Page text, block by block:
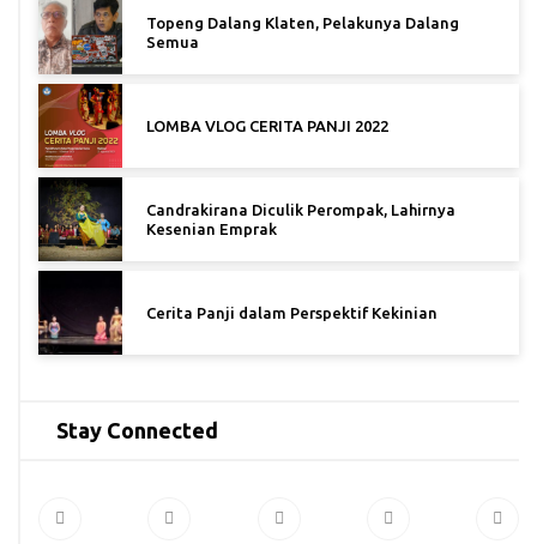
Topeng Dalang Klaten, Pelakunya Dalang
Semua
LOMBA VLOG CERITA PANJI 2022
Candrakirana Diculik Perompak, Lahirnya
Kesenian Emprak
Cerita Panji dalam Perspektif Kekinian
Stay Connected